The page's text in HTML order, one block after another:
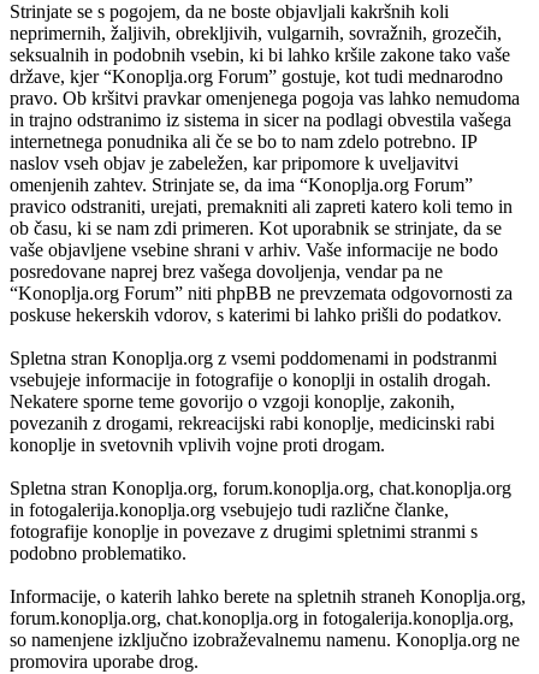
Strinjate se s pogojem, da ne boste objavljali kakršnih koli
neprimernih, žaljivih, obrekljivih, vulgarnih, sovražnih, grozečih,
seksualnih in podobnih vsebin, ki bi lahko kršile zakone tako vaše
države, kjer “Konoplja.org Forum” gostuje, kot tudi mednarodno
pravo. Ob kršitvi pravkar omenjenega pogoja vas lahko nemudoma
in trajno odstranimo iz sistema in sicer na podlagi obvestila vašega
internetnega ponudnika ali če se bo to nam zdelo potrebno. IP
naslov vseh objav je zabeležen, kar pripomore k uveljavitvi
omenjenih zahtev. Strinjate se, da ima “Konoplja.org Forum”
pravico odstraniti, urejati, premakniti ali zapreti katero koli temo in
ob času, ki se nam zdi primeren. Kot uporabnik se strinjate, da se
vaše objavljene vsebine shrani v arhiv. Vaše informacije ne bodo
posredovane naprej brez vašega dovoljenja, vendar pa ne
“Konoplja.org Forum” niti phpBB ne prevzemata odgovornosti za
poskuse hekerskih vdorov, s katerimi bi lahko prišli do podatkov.
Spletna stran Konoplja.org z vsemi poddomenami in podstranmi
vsebujeje informacije in fotografije o konoplji in ostalih drogah.
Nekatere sporne teme govorijo o vzgoji konoplje, zakonih,
povezanih z drogami, rekreacijski rabi konoplje, medicinski rabi
konoplje in svetovnih vplivih vojne proti drogam.
Spletna stran Konoplja.org, forum.konoplja.org, chat.konoplja.org
in fotogalerija.konoplja.org vsebujejo tudi različne članke,
fotografije konoplje in povezave z drugimi spletnimi stranmi s
podobno problematiko.
Informacije, o katerih lahko berete na spletnih straneh Konoplja.org,
forum.konoplja.org, chat.konoplja.org in fotogalerija.konoplja.org,
so namenjene izključno izobraževalnemu namenu. Konoplja.org ne
promovira uporabe drog.